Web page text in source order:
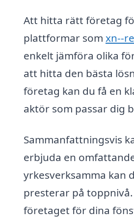
Att hitta rätt företag
plattformar som xn--
enkelt jämföra olika
att hitta den bästa
företag kan du få en
aktör som passar dig
Sammanfattningsvis
erbjuda en
yrkesverksamma kan
presterar på
företaget för dina